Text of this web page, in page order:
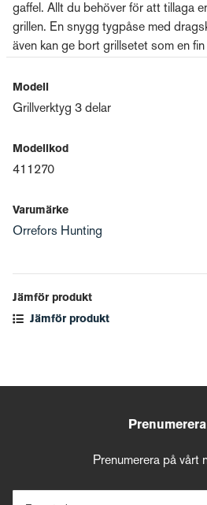
gaffel. Allt du behöver för att tillaga
grillen. En snygg tygpåse med
även kan ge bort grillsetet som en
Modell
Grillverktyg 3 delar
Modellkod
411270
Varumärke
Orrefors Hunting
Jämför produkt
Jämför produkt
Prenumerera
Prenumerera på vårt